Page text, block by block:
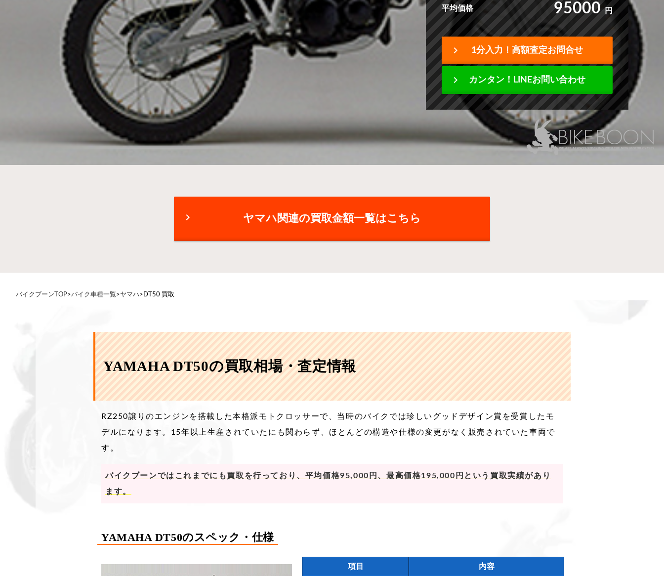
平均価格 95000 円
chevron_right 1分入力！高額査定お問合せ
chevron_right カンタン！LINEお問い合わせ
chevron_right ヤマハ関連の買取金額一覧はこちら
バイクブーンTOP>バイク車種一覧>ヤマハ> DT50 買取
YAMAHA DT50の買取相場・査定情報
RZ250譲りのエンジンを搭載した本格派モトクロッサーで、当時のバイクでは珍しいグッドデザイン賞を受賞したモ
デルになります。15年以上生産されていたにも関わらず、ほとんどの構造や仕様の変更がなく販売されていた車両で
す。
バイクブーンではこれまでにも買取を行っており、平均価格95,000円、最高価格195,000円という買取実績があり
ます。
YAMAHA DT50のスペック・仕様
項目 内容